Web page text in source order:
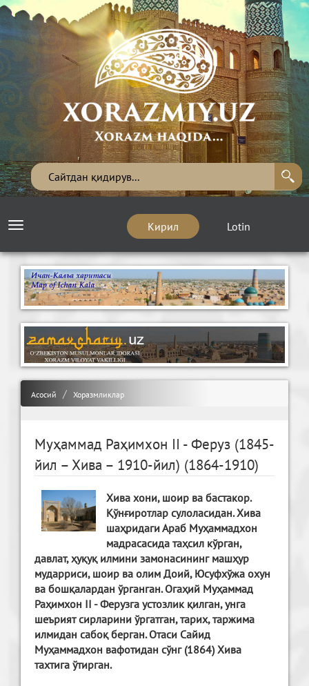
Кирил Lotin
Toggle
Асосий Хоразмликлар
Муҳаммад Раҳимхон II - Феруз (1845-
йил – Хива – 1910-йил) (1864-1910)
Хива хони, шоир ва бастакор.
Қўнғиротлар сулоласидан. Хива
шаҳридаги Араб Муҳаммадхон
мадрасасида таҳсил кўрган,
давлат, ҳуқуқ илмини замонасининг машҳур
мударриси, шоир ва олим Доий, Юсуфхўжа охун
ва бошқалардан ўрганган. Огаҳий Муҳаммад
Раҳимхон II - Ферузга устозлик қилган, унга
шеърият сирларини ўргатган, тарих, таржима
илмидан сабоқ берган. Отаси Сайид
Муҳаммадхон вафотидан сўнг (1864) Хива
тахтига ўтирган.